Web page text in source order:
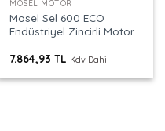
MOSEL MOTOR
Mosel Sel 600 ECO
Endüstriyel Zincirli Motor
7.864,93TL Kdv Dahil